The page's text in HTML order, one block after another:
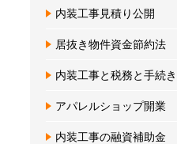
内装工事見積り公開
居抜き物件資金節約法
内装工事と税務と手続き
アパレルショップ開業
内装工事の融資補助金